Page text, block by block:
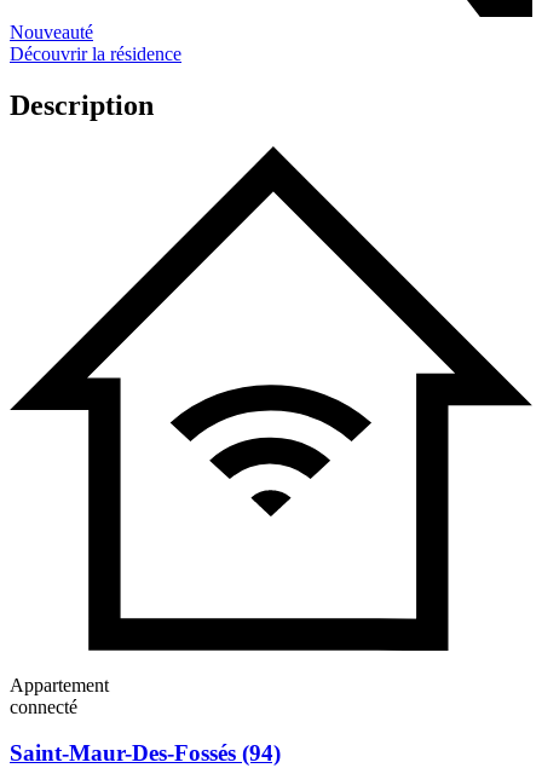
Nouveauté
Découvrir la résidence
Description
Appartement
connecté
Saint-Maur-Des-Fossés (94)